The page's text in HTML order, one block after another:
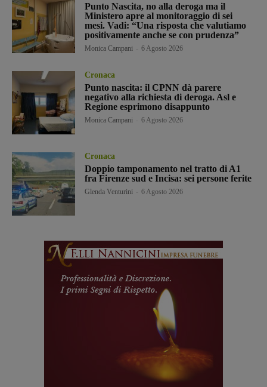
Punto Nascita, no alla deroga ma il
Ministero apre al monitoraggio di sei
mesi. Vadi: “Una risposta che valutiamo
positivamente anche se con prudenza”
Monica Campani 6 Agosto 2026
Cronaca
Punto nascita: il CPNN dà parere
negativo alla richiesta di deroga. Asl e
Regione esprimono disappunto
Monica Campani 6 Agosto 2026
Cronaca
Doppio tamponamento nel tratto di A1
fra Firenze sud e Incisa: sei persone ferite
Glenda Venturini 6 Agosto 2026